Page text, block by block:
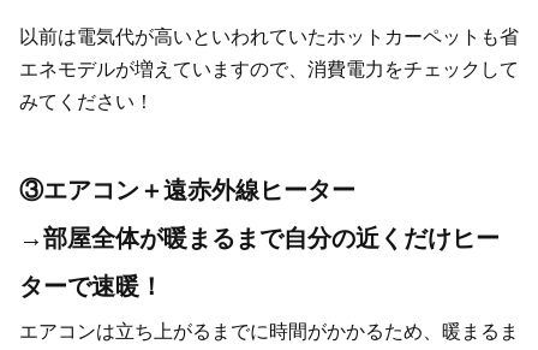
以前は電気代が高いといわれていたホットカーペットも省
エネモデルが増えていますので、消費電力をチェックして
みてください！
③エアコン＋遠赤外線ヒーター
→部屋全体が暖まるまで自分の近くだけヒー
ターで速暖！
エアコンは立ち上がるまでに時間がかかるため、暖まるま